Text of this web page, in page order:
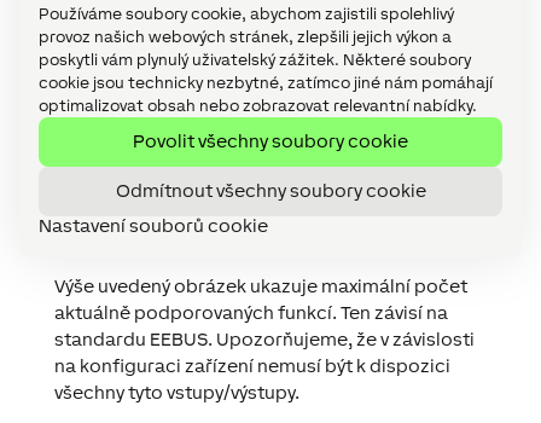
Používáme soubory cookie, abychom zajistili spolehlivý
provoz našich webových stránek, zlepšili jejich výkon a
poskytli vám plynulý uživatelský zážitek. Některé soubory
cookie jsou technicky nezbytné, zatímco jiné nám pomáhají
optimalizovat obsah nebo zobrazovat relevantní nabídky.
Povolit všechny soubory cookie
Odmítnout všechny soubory cookie
Nastavení souborů cookie
Výše uvedený obrázek ukazuje maximální počet
aktuálně podporovaných funkcí. Ten závisí na
standardu EEBUS. Upozorňujeme, že v závislosti
na konfiguraci zařízení nemusí být k dispozici
všechny tyto vstupy/výstupy.